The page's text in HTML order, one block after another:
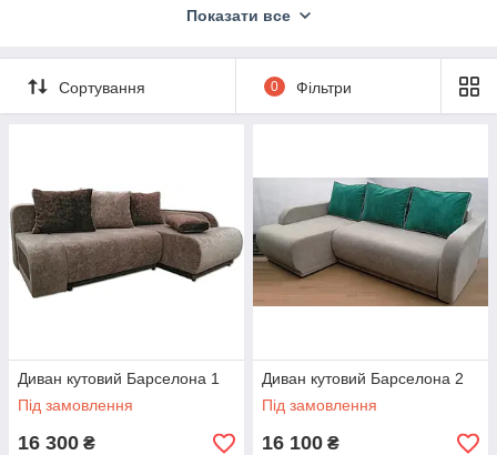
використовуються місць у кімнаті - кут.
Показати все
Сортування 0 Фільтри
Диван кутовий Барселона 1
Під замовлення
16 300 ₴
Диван кутовий Барселона 2
Під замовлення
16 100 ₴